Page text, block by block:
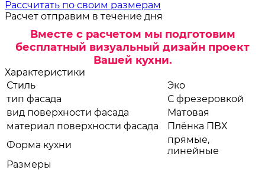
Рассчитать по своим размерам
Расчет отправим в течение дня
Вместе с расчетом мы подготовим
бесплатный визуальный дизайн проект
Вашей кухни.
Характеристики
Стиль
Эко
тип фасада
С фрезеровкой
вид поверхности фасада
Матовая
материал поверхности фасада
Плёнка ПВХ
Форма кухни
прямые,
линейные
Размеры